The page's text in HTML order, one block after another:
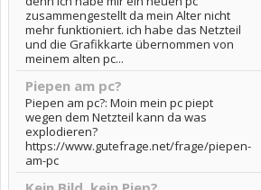
zusammengestellt da mein Alter nicht
mehr funktioniert. ich habe das Netzteil
und die Grafikkarte übernommen von
meinem alten pc...
Piepen am pc?
Piepen am pc?: Moin mein pc piept
wegen dem Netzteil kann da was
explodieren?
https://www.gutefrage.net/frage/piepen-
am-pc